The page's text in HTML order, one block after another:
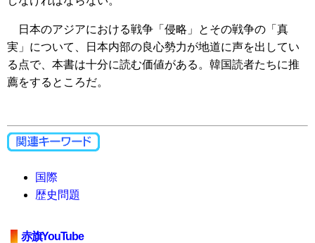
日本のアジアにおける戦争「侵略」とその戦争の「真
実」について、日本内部の良心勢力が地道に声を出してい
る点で、本書は十分に読む価値がある。韓国読者たちに推
薦をするところだ。
国際
歴史問題
赤旗YouTube